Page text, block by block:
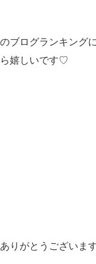
ブログランキング
嬉しいです♡
りがとうございます